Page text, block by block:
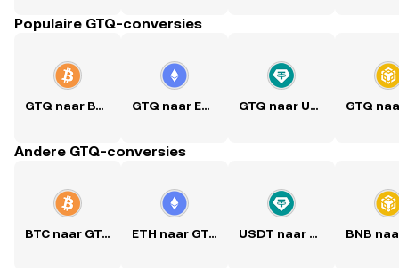
Populaire GTQ-conversies
GTQ naar BTC GTQ naar ETH GTQ naar USDT
Andere GTQ-conversies
BTC naar GTQ ETH naar GTQ USDT naar GTQ